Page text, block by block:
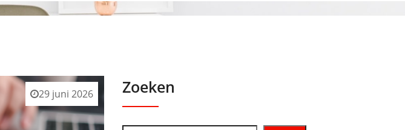
29 juni 2026 Zoeken